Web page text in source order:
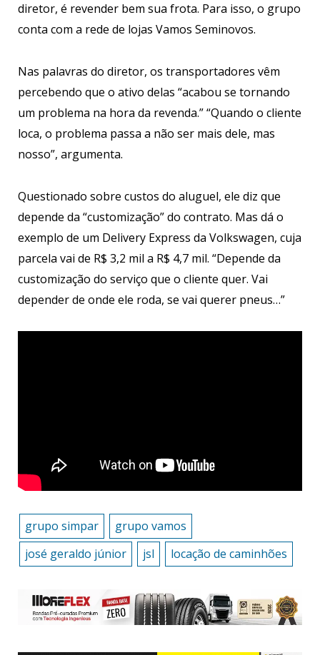
diretor, é revender bem sua frota. Para isso, o grupo
conta com a rede de lojas Vamos Seminovos.
Nas palavras do diretor, os transportadores vêm
percebendo que o ativo delas “acabou se tornando
um problema na hora da revenda.” “Quando o cliente
loca, o problema passa a não ser mais dele, mas
nosso”, argumenta.
Questionado sobre custos do aluguel, ele diz que
depende da “customização” do contrato. Mas dá o
exemplo de um Delivery Express da Volkswagen, cuja
parcela vai de R$ 3,2 mil a R$ 4,7 mil. “Depende da
customização do serviço que o cliente quer. Vai
depender de onde ele roda, se vai querer pneus…”
grupo simpar
grupo vamos
josé geraldo júnior
jsl locação de caminhões